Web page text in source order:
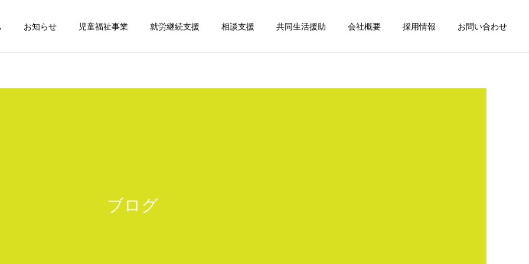
お知らせ 児童福祉事業 就労継続支援 相談支援 共同生活援助 会社概要 採用情報 お問い合わせ
ブログ